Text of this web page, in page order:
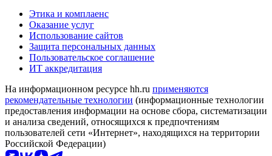
Этика и комплаенс
Оказание услуг
Использование сайтов
Защита персональных данных
Пользовательское соглашение
ИТ аккредитация
На информационном ресурсе hh.ru применяются
рекомендательные технологии (информационные технологии
предоставления информации на основе сбора, систематизации
и анализа сведений, относящихся к предпочтениям
пользователей сети «Интернет», находящихся на территории
Российской Федерации)